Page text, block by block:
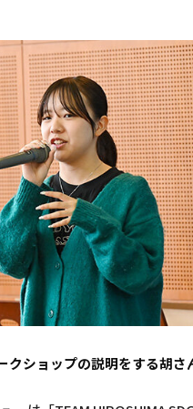
クショップの説明をする胡さ